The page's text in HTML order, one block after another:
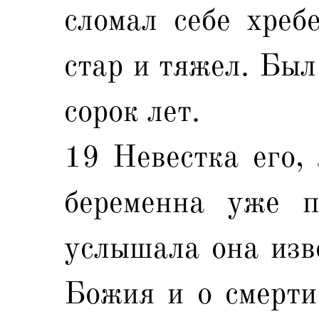
сломал себе
стар и тяжел.
сорок лет.
19 Невестка
беременна уже
услышала она
Божия и о